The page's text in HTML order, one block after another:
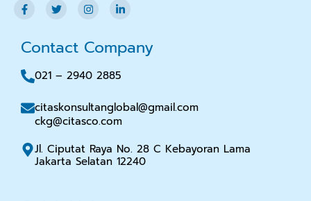
Contact Company
021 – 2940 2885
citaskonsultanglobal@gmail.com
ckg@citasco.com
Jl. Ciputat Raya No. 28 C Kebayoran Lama
Jakarta Selatan 12240